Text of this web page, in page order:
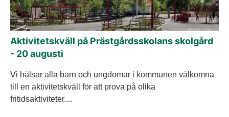
Aktivitetskväll på Prästgårdsskolans skolgård
- 20 augusti
Vi hälsar alla barn och ungdomar i kommunen välkomna
till en aktivitetskväll för att prova på olika
fritidsaktiviteter....